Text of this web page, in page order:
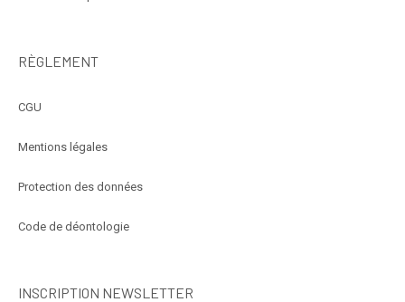
RÈGLEMENT
CGU
Mentions légales
Protection des données
Code de déontologie
INSCRIPTION NEWSLETTER